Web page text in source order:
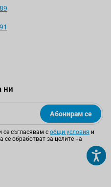
ни
Абонирам се
съгласявам с общи условия и
се обработват за целите на